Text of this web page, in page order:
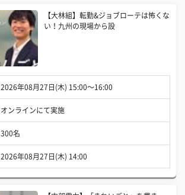
【大林組】転勤&ジョブローテは怖くな
い！九州の現場から設
2026年08月27日(木) 15:00〜16:00
オンラインにて実施
300名
2026年08月27日(木) 14:00